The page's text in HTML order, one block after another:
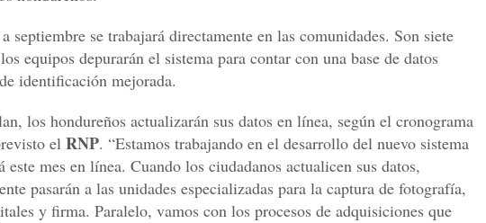
septiembre se trabajará directamente en las comunidades. Son siete
equipos depurarán el sistema para contar con una base de datos
identificación mejorada.
los hondureños actualizarán sus datos en línea, según el cronograma
el RNP. “Estamos trabajando en el desarrollo del nuevo sistema
este mes en línea. Cuando los ciudadanos actualicen sus datos,
pasarán a las unidades especializadas para la captura de fotografía,
y firma. Paralelo, vamos con los procesos de adquisiciones que